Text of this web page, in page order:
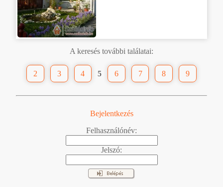
A keresés további találatai:
2 3 4 5 6 7 8 9
Bejelentkezés
Felhasználónév:
Jelszó: